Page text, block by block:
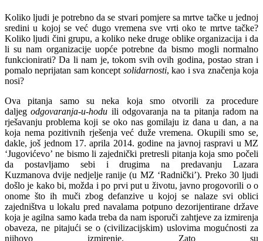
Koliko ljudi je potrebno da se stvari pomjere sa mrtve tačke u jednoj
sredini u kojoj se već dugo vremena sve vrti oko te mrtve tačke?
Koliko ljudi čini grupu, a koliko neke druge oblike organizacija i da
li su nam organizacije uopće potrebne da bismo mogli normalno
funkcionirati? Da li nam je, tokom svih ovih godina, postao stran i
pomalo neprijatan sam koncept solidarnosti, kao i sva značenja koja
nosi?
Ova pitanja samo su neka koja smo otvorili za procedure
daljegodgovaranja-u-hodu ili odgovaranja na ta pitanja radom na
rješavanju problema koji se oko nas gomilaju iz dana u dan, a na
koja nema pozitivnih rješenja već duže vremena. Okupili smo se,
dakle, još jednom 17. aprila 2014. godine na javnoj raspravi u MZ
‘Jugovićevo’ ne bismo li zajednički pretresli pitanja koja smo počeli
da postavljamo sebi i drugima na predavanju Lazara
Kuzmanova dvije nedjelje ranije (u MZ ‘Radnički’). Preko 30 ljudi
došlo je kako bi, možda i po prvi put u životu, javno progovorili o o
onome što ih muči zbog defanzive u kojoj se nalaze svi oblici
zajedništva u lokalu pred navalama potpuno dezorijentirane države
koja je agilna samo kada treba da nam isporuči zahtjeve za izmirenja
obaveza, ne pitajući se o (civilizacijskim) uslovima mogućnosti za
njihovo izmirenje. Zato su